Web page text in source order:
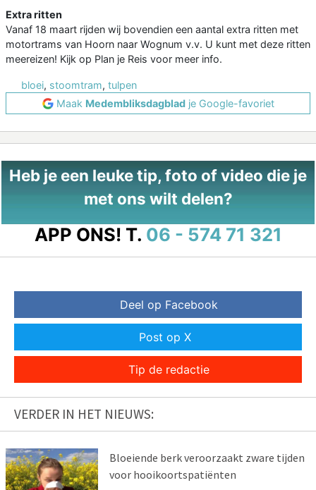
Extra ritten
Vanaf 18 maart rijden wij bovendien een aantal extra ritten met
motortrams van Hoorn naar Wognum v.v. U kunt met deze ritten
meereizen! Kijk op Plan je Reis voor meer info.
bloei, stoomtram, tulpen
Maak Medembliksdagbladje Google-favoriet
Heb je een leuke tip, foto of video die je
met ons wilt delen?
APP ONS! T. 06 - 574 71 321
Deel op Facebook
Post op X
Tip de redactie
VERDER IN HET NIEUWS:
Bloeiende berk veroorzaakt zware tijden
voor hooikoortspatiënten